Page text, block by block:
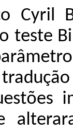
Cyril
teste